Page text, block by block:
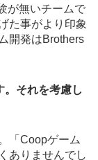
が無いチームで
た事がより印象
開発はBrothers
。それを考慮し
「Coopゲーム
ありませんでし